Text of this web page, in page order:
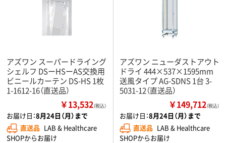
アズワン スーパードライング
シェルフ DSーHSーAS交換用
ビニールカーテン DS-HS 1枚
1-1612-16（直送品）
￥13,532（税込）
お届け日：8月24日（月）まで
直送品 LAB & Healthcare
SHOPからお届け
アズワン ニューダストアウト
ドライ 444×537×1595mm
送風タイプ AG-SDNS 1台 3-
5031-12（直送品）
￥149,712（税込）
お届け日：8月24日（月）まで
直送品 LAB & Healthcare
SHOPからお届け